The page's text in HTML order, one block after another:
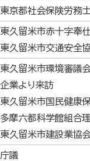
東京都社会保険労務
東久留米市赤十字奉
東久留米市交通安全
東久留米市環境審議
企業より来訪
東久留米市国民健康
多摩六都科学館組合
東久留米市建設業協
庁議